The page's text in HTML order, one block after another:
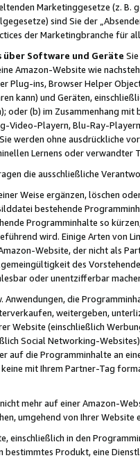
Marketinggesetze (z. B.
sind Sie der
der Marketingbranche für
Software und Geräte
Amazon-Website wie
Plug-ins, Browser Helper
kann) und Geräten,
oder (b) im Zusammenhang
Playern, Blu-Ray-
werden ohne ausdrückliche
Lernens oder
die ausschließliche
Weise ergänzen, löschen
bestehende
Programminhalte so
wird. Einige Arten von
Website, der nicht als
des
oder unentzifferbar
die
weitergeben,
Website (einschließlich
Social Networking-
auf die Programminhalte an
mit Ihrem Partner-Tag
mehr auf einer Amazon-
umgehend von Ihrer
einschließlich in den
bestimmtes Produkt, eine